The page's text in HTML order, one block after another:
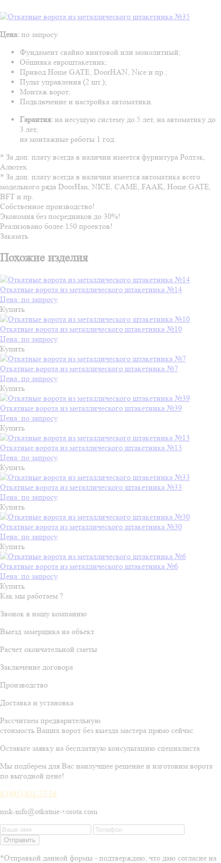
Цена: по запросу
Фундамент свайно винтовой или монолитный;
Обшивка евроштакетник;
Привод Home GATE, DoorHAN, Nice и пр.;
Пульт управления (2 шт.);
Монтаж ворот;
Подключение и настройка автоматики.
Гарантия: на несущую систему до 5 лет, на автоматику до
3 лет,
на монтажные работы 1 год.
* За доп. плату всегда в наличии имеется фурнитура Ролтэк,
Алютех.
* За доп. плату всегда в наличии имеется автоматика всего
модельного ряда DoorHan, NICE, CAME, FAAK, Home GATE,
BFT и пр.
Собственное производство!
Экономия без посредников до 30%!
Реализовано более 150 проектов!
Заказать
Похожие изделия
Откатные ворота из металлического штакетника №14
Цена: по запросу
Купить
Откатные ворота из металлического штакетника №10
Цена: по запросу
Купить
Откатные ворота из металлического штакетника №7
Цена: по запросу
Купить
Откатные ворота из металлического штакетника №39
Цена: по запросу
Купить
Откатные ворота из металлического штакетника №13
Цена: по запросу
Купить
Откатные ворота из металлического штакетника №33
Цена: по запросу
Купить
Откатные ворота из металлического штакетника №30
Цена: по запросу
Купить
Откатные ворота из металлического штакетника №6
Цена: по запросу
Купить
Как мы работаем ?
Звонок в нашу компанию
Выезд замерщика на объект
Расчет окончательной сметы
Заключение договора
Производство
Доставка и установка
Рассчитаем предварительную
стоимость Ваших ворот без выезда мастера прямо сейчас
Оставьте заявку на бесплатную консультацию специалиста
Мы подберем для Вас наилучшее решение и изготовим ворота
по выгодной цене!
8 (495) 411-27-16
msk-info@otkatnie-vorota.com
Отправить
*Отправкой данной формы - подтверждаю, что даю согласие на